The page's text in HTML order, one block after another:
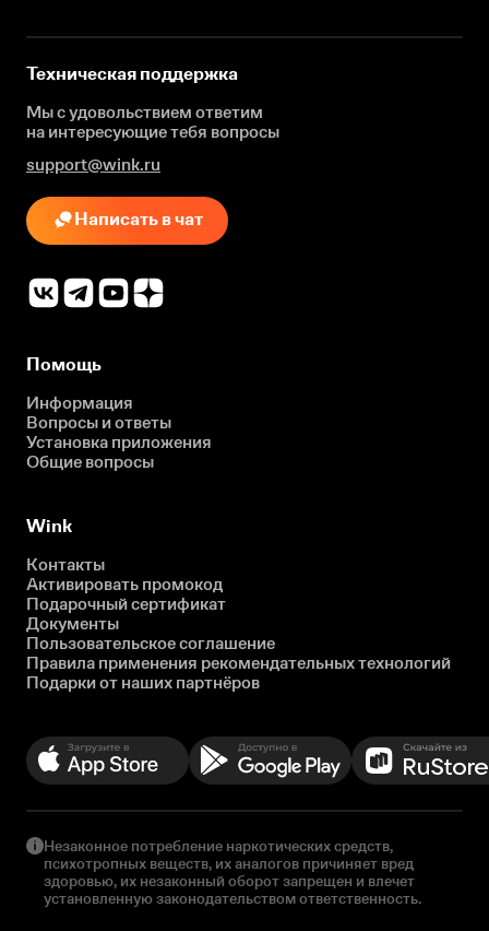
Техническая поддержка
Мы с удовольствием ответим
на интересующиетебя вопросы
support@wink.ru
Написать в чат
Помощь
Информация
Вопросы и ответы
Установка приложения
Общие вопросы
Wink
Контакты
Активировать промокод
Подарочный сертификат
Документы
Пользовательское соглашение
Правила применения рекомендательных технологий
Подарки от наших партнёров
Незаконное потребление наркотических средств,
психотропных веществ, их аналогов причиняет вред
здоровью, их незаконный оборот запрещен и влечет
установленную законодательством ответственность.